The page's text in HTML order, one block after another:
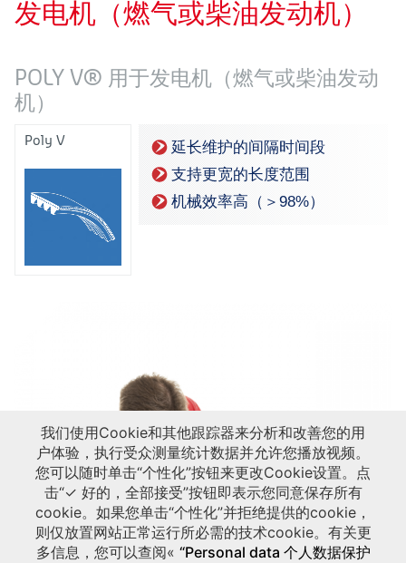
发电机（燃气或柴油发动机）
POLY V® 用于发电机（燃气或柴油发动
机）
Poly V
延长维护的间隔时间段
支持更宽的长度范围
机械效率高（＞98%）
我们使用Cookie和其他跟踪器来分析和改善您的用
户体验，执行受众测量统计数据并允许您播放视频。
您可以随时单击“个性化”按钮来更改Cookie设置。点
击“✓ 好的，全部接受”按钮即表示您同意保存所有
cookie。如果您单击“个性化”并拒绝提供的cookie，
则仅放置网站正常运行所必需的技术cookie。有关更
多信息，您可以查阅« “Personal data 个人数据保护